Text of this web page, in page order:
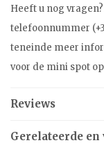
Heeft u nog
telefoonnummer
teneinde meer
voor de mini spot op
Reviews
Gerelateerde